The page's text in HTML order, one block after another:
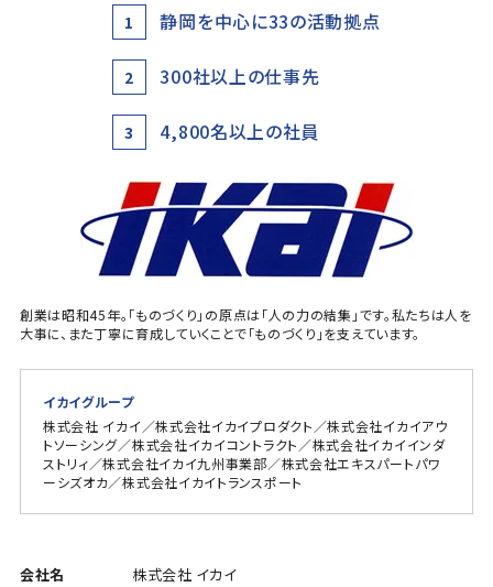
1 静岡を中心に33の活動拠点
2 300社以上の仕事先
3 4,800名以上の社員
創業は昭和45年。「ものづくり」の原点は「人の力の結集」です。私たちは人を
大事に、また丁寧に育成していくことで「ものづくり」を支えています。
イカイグループ
株式会社 イカイ／株式会社イカイプロダクト／株式会社イカイアウ
トソーシング／株式会社イカイコントラクト／株式会社イカイインダ
ストリィ／株式会社イカイ九州事業部／株式会社エキスパートパワ
ーシズオカ／株式会社イカイトランスポート
会社名 株式会社 イカイ